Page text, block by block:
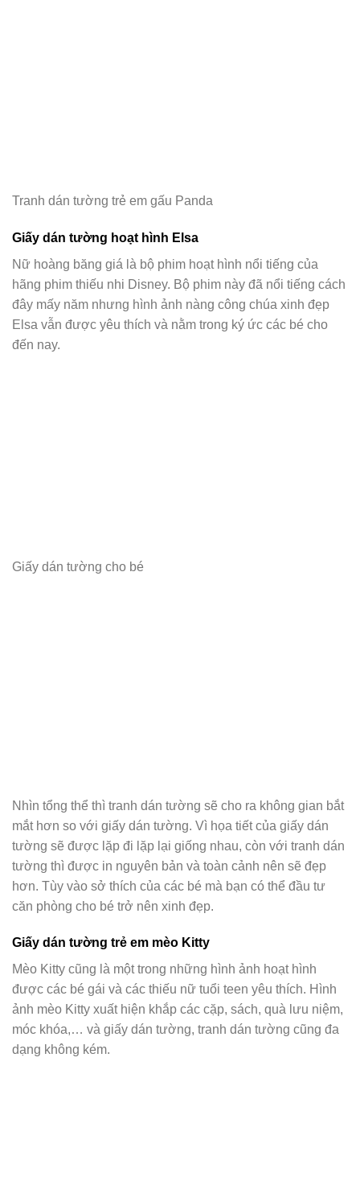
Tranh dán tường trẻ em gấu Panda
Giấy dán tường hoạt hình Elsa
Nữ hoàng băng giá là bộ phim hoạt hình nổi tiếng của
hãng phim thiếu nhi Disney. Bộ phim này đã nổi tiếng cách
đây mấy năm nhưng hình ảnh nàng công chúa xinh đẹp
Elsa vẫn được yêu thích và nằm trong ký ức các bé cho
đến nay.
Giấy dán tường cho bé
Nhìn tổng thể thì tranh dán tường sẽ cho ra không gian bắt
mắt hơn so với giấy dán tường. Vì họa tiết của giấy dán
tường sẽ được lặp đi lặp lại giống nhau, còn với tranh dán
tường thì được in nguyên bản và toàn cảnh nên sẽ đẹp
hơn. Tùy vào sở thích của các bé mà bạn có thể đầu tư
căn phòng cho bé trở nên xinh đẹp.
Giấy dán tường trẻ em mèo Kitty
Mèo Kitty cũng là một trong những hình ảnh hoạt hình
được các bé gái và các thiếu nữ tuổi teen yêu thích. Hình
ảnh mèo Kitty xuất hiện khắp các cặp, sách, quà lưu niệm,
móc khóa,… và giấy dán tường, tranh dán tường cũng đa
dạng không kém.